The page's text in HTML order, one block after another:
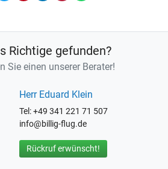
Richtige gefunden?
Sie einen unserer Berater!
Herr Eduard Klein
Tel: +49 341 221 71 507
info@billig-flug.de
Rückruf erwünscht!